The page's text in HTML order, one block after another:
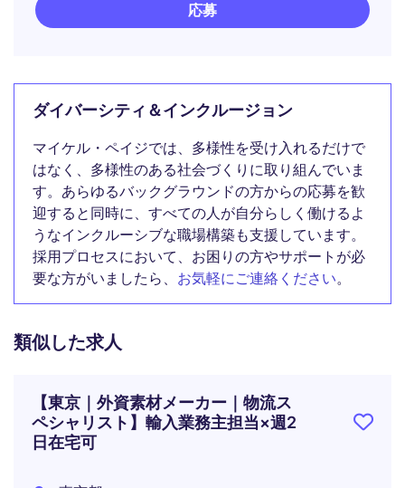
応募
ダイバーシティ＆インクルージョン
マイケル・ペイジでは、多様性を受け入れるだけで
はなく、多様性のある社会づくりに取り組んでいま
す。あらゆるバックグラウンドの方からの応募を歓
迎すると同時に、すべての人が自分らしく働けるよ
うなインクルーシブな職場構築も支援しています。
採用プロセスにおいて、お困りの方やサポートが必
要な方がいましたら、 お気軽にご連絡ください。
類似した求人
【東京｜外資素材メーカー｜物流ス
ペシャリスト】輸入業務主担当×週2
日在宅可